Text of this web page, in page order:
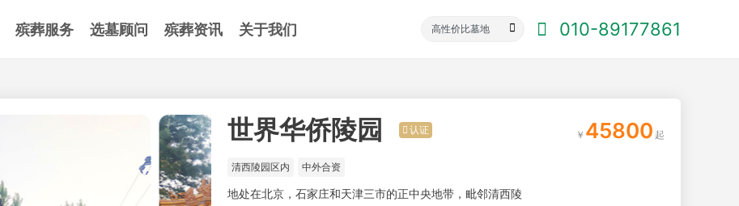
殡葬服务 选墓顾问 殡葬资讯 关于我们 010-89177861
世界华侨陵园 认证 45800
清西陵园区内 中外合资
地处在北京，石家庄和天津三市的正中央地带，毗邻清西陵